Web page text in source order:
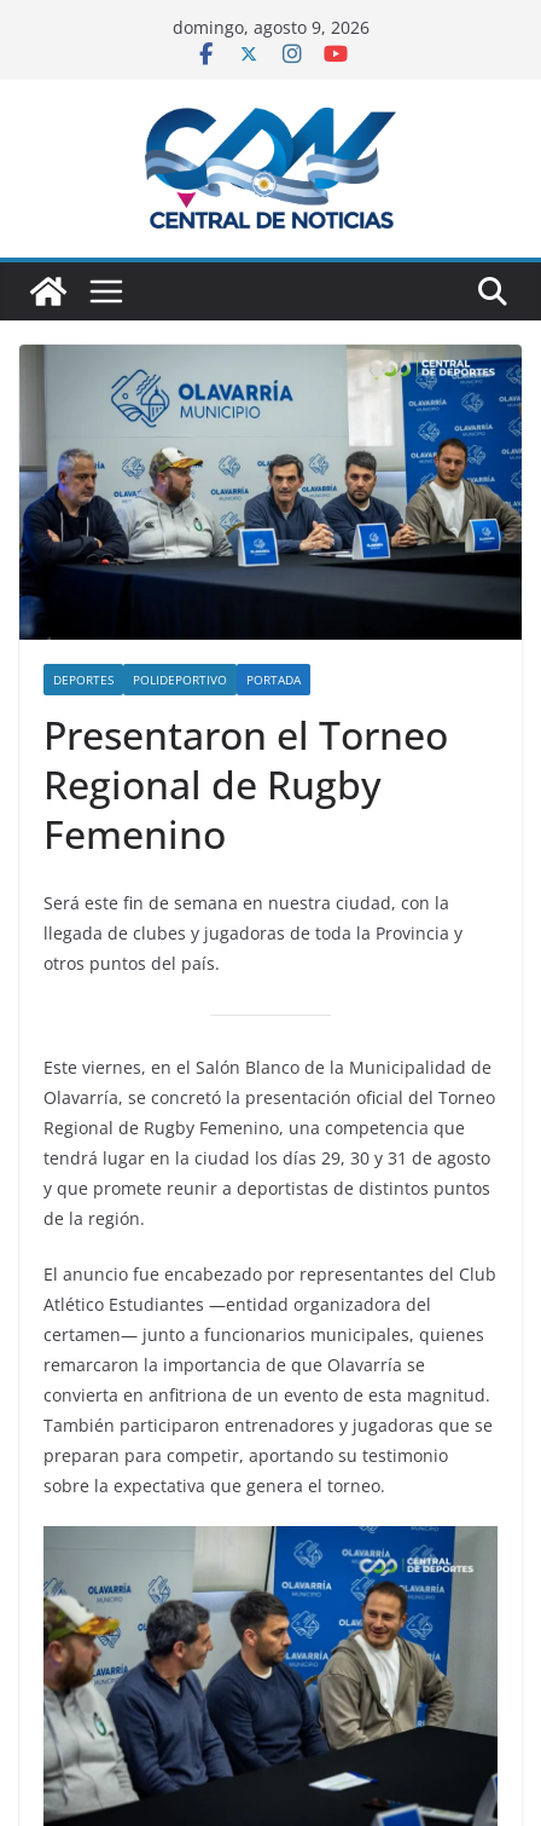
domingo, agosto 9, 2026
DEPORTES POLIDEPORTIVO PORTADA
Presentaron el Torneo
Regional de Rugby
Femenino
Será este fin de semana en nuestra ciudad, con la
llegada de clubes y jugadoras de toda la Provincia y
otros puntos del país.
Este viernes, en el Salón Blanco de la Municipalidad de
Olavarría, se concretó la presentación oficial del Torneo
Regional de Rugby Femenino, una competencia que
tendrá lugar en la ciudad los días 29, 30 y 31 de agosto
y que promete reunir a deportistas de distintos puntos
de la región.
El anuncio fue encabezado por representantes del Club
Atlético Estudiantes —entidad organizadora del
certamen— junto a funcionarios municipales, quienes
remarcaron la importancia de que Olavarría se
convierta en anfitriona de un evento de esta magnitud.
También participaron entrenadores y jugadoras que se
preparan para competir, aportando su testimonio
sobre la expectativa que genera el torneo.